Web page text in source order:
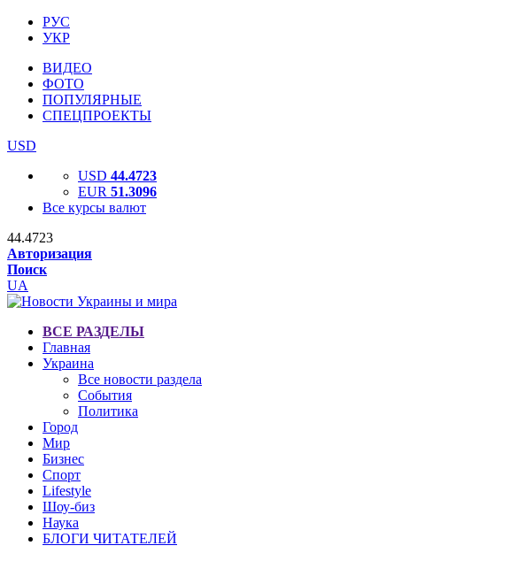
РУС
УКР
ВИДЕО
ФОТО
ПОПУЛЯРНЫЕ
СПЕЦПРОЕКТЫ
USD
USD 44.4723
EUR 51.3096
Все курсы валют
44.4723
Авторизация
Поиск
UA
ВСЕ РАЗДЕЛЫ
Главная
Украина
Все новости раздела
События
Политика
Город
Мир
Бизнес
Спорт
Lifestyle
Шоу-биз
Наука
БЛОГИ ЧИТАТЕЛЕЙ